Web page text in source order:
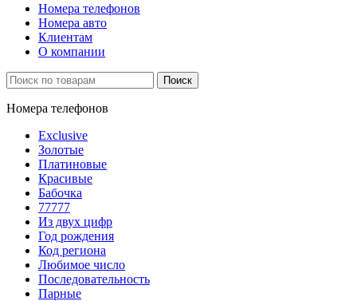
Номера телефонов
Номера авто
Клиентам
О компании
Поиск
Номера телефонов
Exclusive
Золотые
Платиновые
Красивые
Бабочка
77777
Из двух цифр
Год рождения
Код региона
Любимое число
Последовательность
Парные